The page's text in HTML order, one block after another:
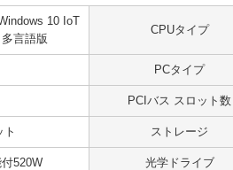
10 IoT
言語版
CPUタイプ
PCタイプ
PCIバス スロット数
ト ストレージ
520W 光学ドライブ